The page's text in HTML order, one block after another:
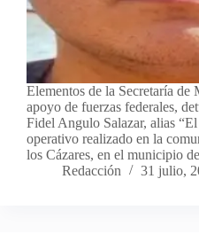
Elementos de la Secretaría de
apoyo de fuerzas federales,
Fidel Angulo Salazar, alias
operativo realizado en la
los Cázares, en el municipio
Redacción
31 julio,